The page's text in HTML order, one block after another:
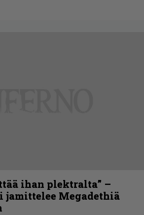
ihan plektralta” –
jamittelee Megadethiä